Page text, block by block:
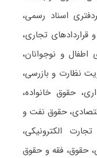
اسناد رسمی،
تجاری،
و نوجوانان،
نظارت و بازرسی،
حقوق خانواده،
حقوق نفت و
الکترونیکی،
حقوق، فقه و حقوق